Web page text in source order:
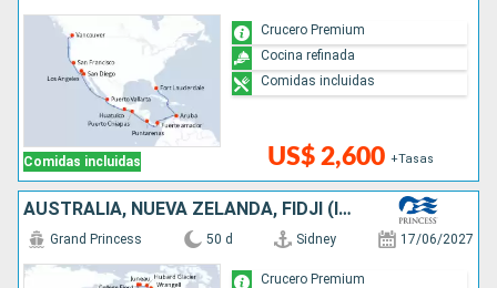
Comidas incluidas US$ 2,600 +Tasas
Crucero Premium
Cocina refinada
Comidas incluidas
AUSTRALIA, NUEVA ZELANDA, FIDJI (ISLAS), SAMOA, FRANCIA, CANADÁ, ESTADOS UNIDOS, JAPÓN
Grand Princess 50 d Sidney 17/06/2027
Crucero Premium